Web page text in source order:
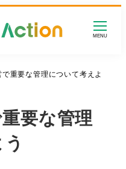
MENU
重要な管理について考えよ
要な管理